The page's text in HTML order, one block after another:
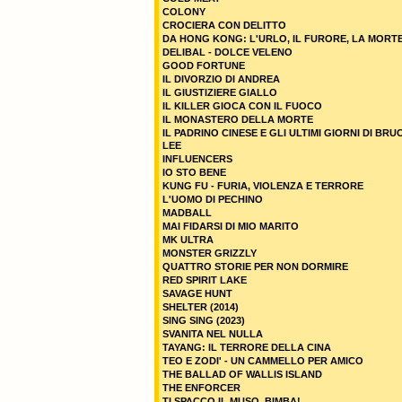
COLONY
CROCIERA CON DELITTO
DA HONG KONG: L'URLO, IL FURORE, LA
DELIBAL - DOLCE VELENO
GOOD FORTUNE
IL DIVORZIO DI ANDREA
IL GIUSTIZIERE GIALLO
IL KILLER GIOCA CON IL FUOCO
IL MONASTERO DELLA MORTE
IL PADRINO CINESE E GLI ULTIMI GIORNI DI
LEE
INFLUENCERS
IO STO BENE
KUNG FU - FURIA, VIOLENZA E TERRORE
L'UOMO DI PECHINO
MADBALL
MAI FIDARSI DI MIO MARITO
MK ULTRA
MONSTER GRIZZLY
QUATTRO STORIE PER NON DORMIRE
RED SPIRIT LAKE
SAVAGE HUNT
SHELTER (2014)
SING SING (2023)
SVANITA NEL NULLA
TAYANG: IL TERRORE DELLA CINA
TEO E ZODI' - UN CAMMELLO PER AMICO
THE BALLAD OF WALLIS ISLAND
THE ENFORCER